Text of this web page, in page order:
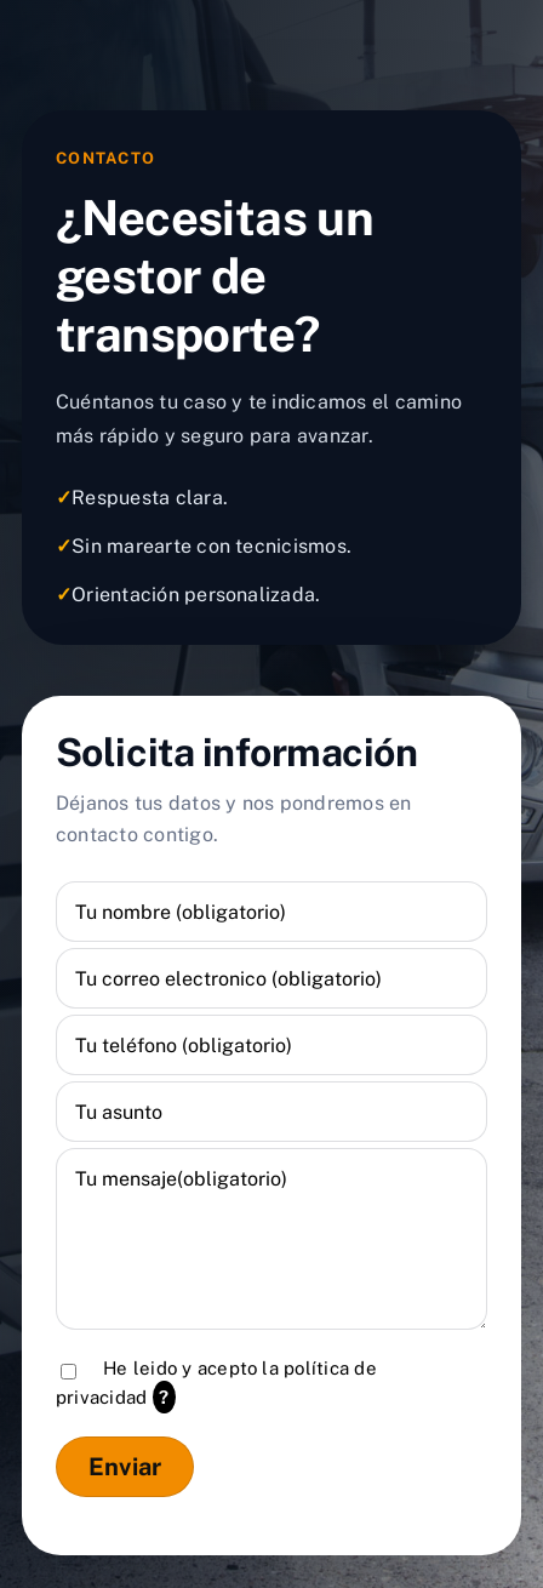
CONTACTO
¿Necesitas un
gestor de
transporte?
Cuéntanos tu caso y te indicamos el camino
más rápido y seguro para avanzar.
✓Respuesta clara.
✓Sin marearte con tecnicismos.
✓Orientación personalizada.
Solicita información
Déjanos tus datos y nos pondremos en
contacto contigo.
He leido y acepto la política de
privacidad
?